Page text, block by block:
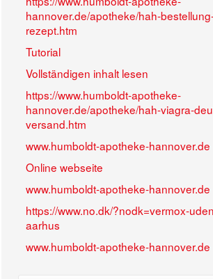
hannover.de/apotheke/hah-
rezept.htm
Tutorial
Vollständigen inhalt lesen
https://www.humboldt-apotheke-
hannover.de/apotheke/hah-viagra-
versand.htm
www.humboldt-apotheke-hannover.de
Online webseite
www.humboldt-apotheke-hannover.de
https://www.no.dk/?nodk=vermox-
aarhus
www.humboldt-apotheke-hannover.de